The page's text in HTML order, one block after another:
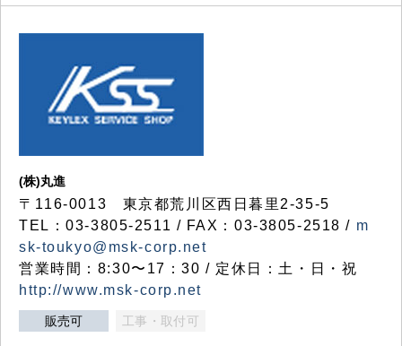
(株)丸進
〒116-0013 東京都荒川区西日暮里2-35-5
TEL：03-3805-2511 / FAX：03-3805-2518 / m
sk-toukyo@msk-corp.net
営業時間：8:30〜17：30 / 定休日：土・日・祝
http://www.msk-corp.net
販売可 工事・取付可